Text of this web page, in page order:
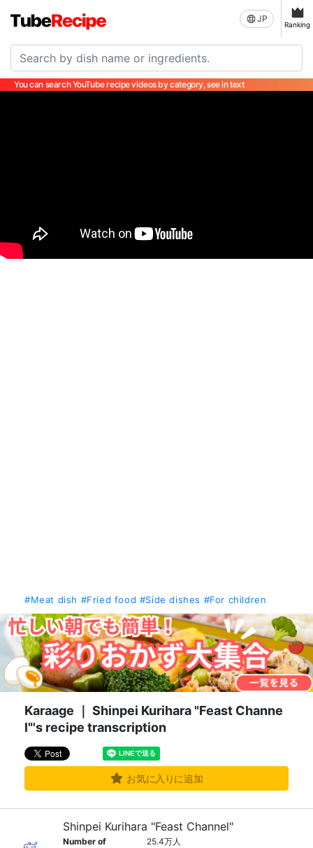
JP
Ranking
You can search YouTube recipe videos by category, see in text
#Meat dish #Fried food #Side dishes #For children
Karaage ｜ Shinpei Kurihara "Feast Channe
l"'s recipe transcription
お気に入りに追加
Shinpei Kurihara "Feast Channel"
Number of
25.4万人